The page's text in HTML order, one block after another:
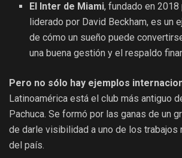
El Inter de Miami, fundado en 2018
liderado por David Beckham, es un
de cómo un sueño puede
una buena gestión y el respaldo
Pero no sólo hay ejemplos
Latinoamérica está el club más antiguo
Pachuca. Se formó por las ganas de un
de darle visibilidad a uno de los trabajos
del país.